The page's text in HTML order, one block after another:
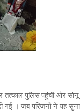
तत्काल पुलिस पहुंची और
गई । जब परिजनों ने यह